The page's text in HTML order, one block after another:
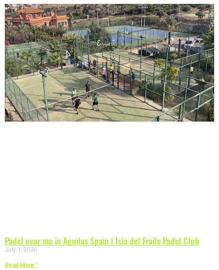
Padel near me in Aguilas Spain | Isla del Fraile Padel Club
July 1, 2026
Read More "